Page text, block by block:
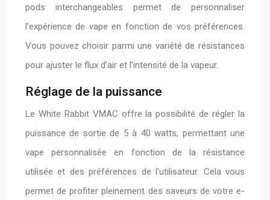
pods interchangeables permet de personnaliser
l’expérience de vape en fonction de vos préférences.
Vous pouvez choisir parmi une variété de résistances
pour ajuster le flux d’air et l’intensité de la vapeur.
Réglage de la puissance
Le White Rabbit VMAC offre la possibilité de régler la
puissance de sortie de 5 à 40 watts, permettant une
vape personnalisée en fonction de la résistance
utilisée et des préférences de l’utilisateur. Cela vous
permet de profiter pleinement des saveurs de votre e-